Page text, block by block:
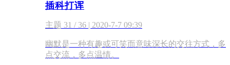
插科打诨
主题 31 / 36 | 2020-7-7 09:39
幽默是一种有趣或可笑而意味深长的交往方式，多
点交流，多点温情。